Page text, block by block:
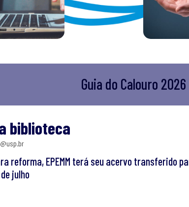
Guia do Calouro 2026
biblioteca
reforma, EPEMM terá seu acervo transferido
julho